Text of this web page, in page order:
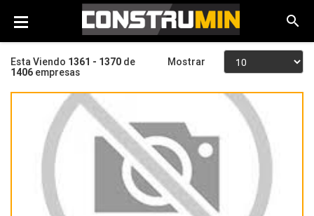
Esta Viendo 1361 - 1370 de
1406 empresas
Mostrar